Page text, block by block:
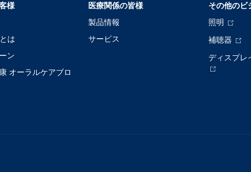
様
は
ン
オーラルケアブロ
医療関係の皆様
製品情報
サービス
その他のビ
照明
補聴器
ディスプレ